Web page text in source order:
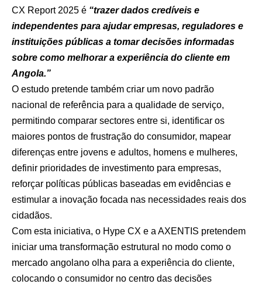
CX Report 2025 é “trazer dados credíveis e
independentes para ajudar empresas, reguladores e
instituições públicas a tomar decisões informadas
sobre como melhorar a experiência do cliente em
Angola.”
O estudo pretende também criar um novo padrão
nacional de referência para a qualidade de serviço,
permitindo comparar sectores entre si, identificar os
maiores pontos de frustração do consumidor, mapear
diferenças entre jovens e adultos, homens e mulheres,
definir prioridades de investimento para empresas,
reforçar políticas públicas baseadas em evidências e
estimular a inovação focada nas necessidades reais dos
cidadãos.
Com esta iniciativa, o Hype CX e a AXENTIS pretendem
iniciar uma transformação estrutural no modo como o
mercado angolano olha para a experiência do cliente,
colocando o consumidor no centro das decisões